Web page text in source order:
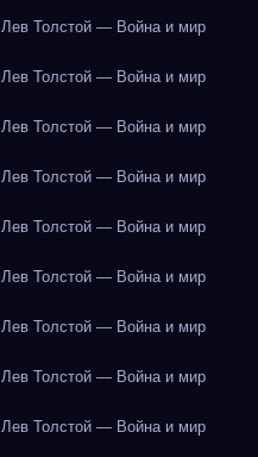
Лев Толстой — Война и мир
Лев Толстой — Война и мир
Лев Толстой — Война и мир
Лев Толстой — Война и мир
Лев Толстой — Война и мир
Лев Толстой — Война и мир
Лев Толстой — Война и мир
Лев Толстой — Война и мир
Лев Толстой — Война и мир